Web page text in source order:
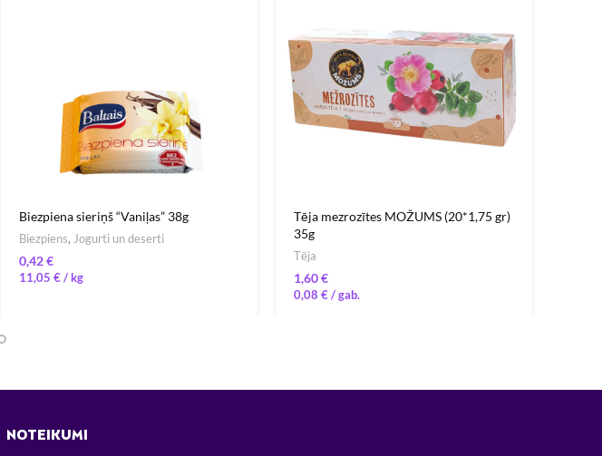
Biezpiena sieriņš “Vaniļas” 38g
Biezpiens, Jogurti un deserti
€
11,05€ /
Tēja mezrozītes MOŽUMS (20*1,75 gr)
35g
Tēja
€
0,08 €
NOTEIKUMI